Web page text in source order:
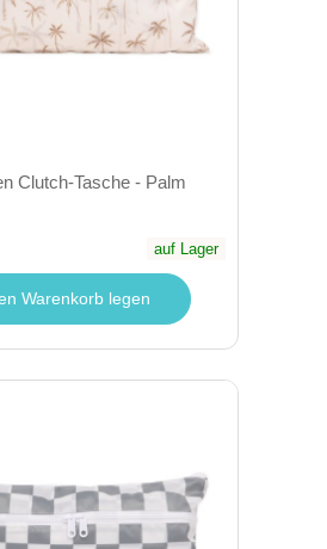
Clutch-Tasche - Palm
auf Lager
Warenkorb legen